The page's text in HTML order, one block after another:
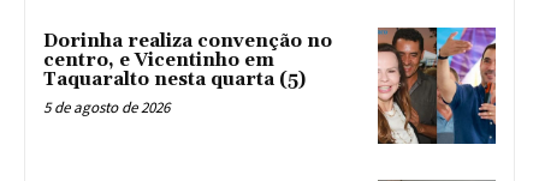
Dorinha realiza convenção no
centro, e Vicentinho em
Taquaralto nesta quarta (5)
5 de agosto de 2026